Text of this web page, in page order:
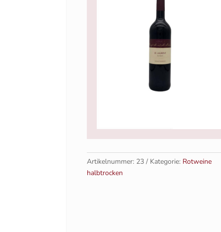
Artikelnummer: 23 Kategorie: Rotweine
halbtrocken